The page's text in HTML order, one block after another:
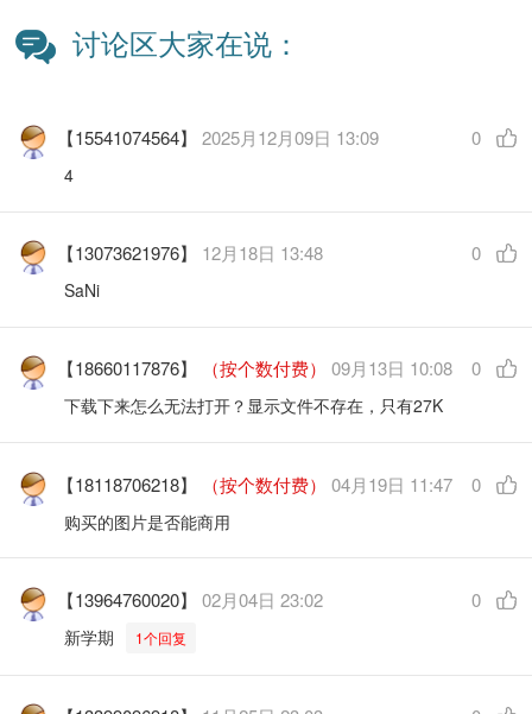
讨论区大家在说：
【15541074564】2025月12月09日 13:09 0
4
【13073621976】 12月18日 13:48 0
SaNi
【18660117876】 （按个数付费） 09月13日 10:08 0
下载下来怎么无法打开？显示文件不存在，只有27K
【18118706218】 （按个数付费） 04月19日 11:47 0
购买的图片是否能商用
【13964760020】02月04日 23:02 0
新学期 1个回复